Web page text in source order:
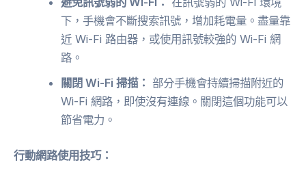
下，手機會不斷搜索訊號，增加耗電量。盡量靠
近 Wi-Fi 路由器，或使用訊號較強的 Wi-Fi 網
路。
關閉 Wi-Fi 掃描： 部分手機會持續掃描附近的
Wi-Fi 網路，即使沒有連線。關閉這個功能可以
節省電力。
行動網路使用技巧：